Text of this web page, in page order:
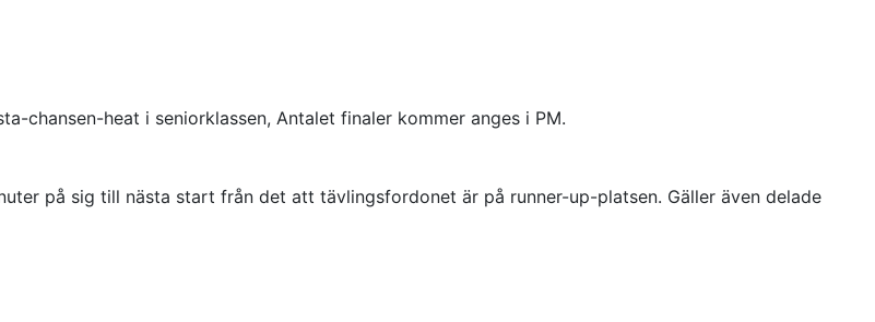
chansen-heat i seniorklassen, Antalet finaler kommer anges i PM.
på sig till nästa start från det att tävlingsfordonet är på runner-up-platsen. Gäller även delade